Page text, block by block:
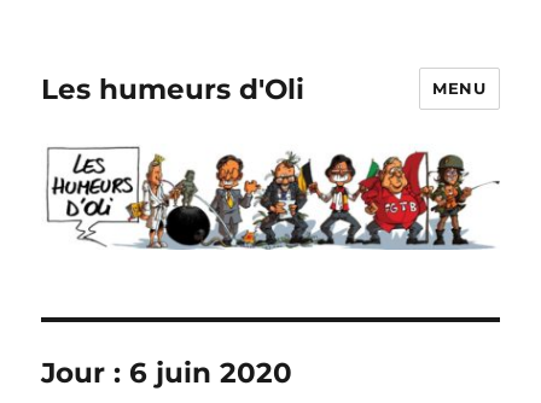
Les humeurs d'Oli MENU
Jour : 6 juin 2020